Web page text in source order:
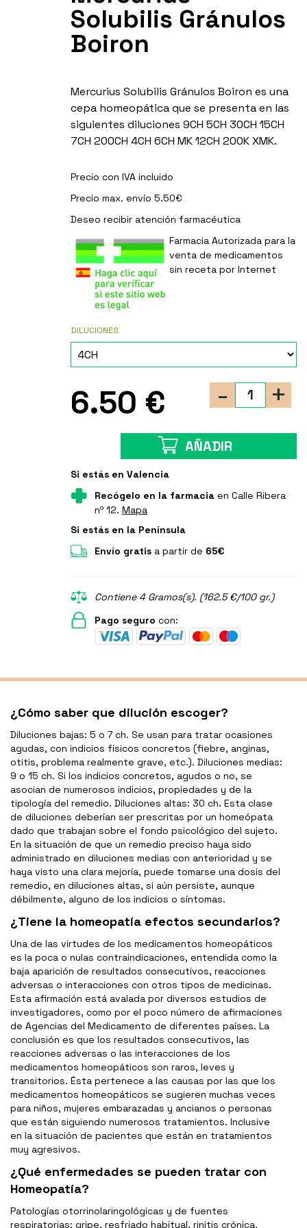
Solubilis Gránulos
Boiron
Mercurius Solubilis Gránulos Boiron es una
cepa homeopática que se presenta en las
siguientes diluciones 9CH 5CH 30CH 15CH
7CH 200CH 4CH 6CH MK 12CH 200K XMK.
Precio con IVA incluido
Precio max. envío 5.50€
Deseo recibir atención farmacéutica
Farmacia Autorizada para la
venta de medicamentos
sin receta por Internet
DILUCIONES
6.50 € +
-
AÑADIR
Si estás en Valencia
Recógelo en la farmacia en Calle Ribera
nº 12. Mapa
Si estás en la Península
Envío gratis a partir de 65€
Contiene 4 Gramos(s). (162.5 €/100 gr.)
Pago seguro con:
¿Cómo saber que dilución escoger?
Diluciones bajas: 5 o 7 ch. Se usan para tratar ocasiones
agudas, con indicios físicos concretos (fiebre, anginas,
otitis, problema realmente grave, etc.). Diluciones medias:
9 o 15 ch. Si los indicios concretos, agudos o no, se
asocian de numerosos indicios, propiedades y de la
tipología del remedio. Diluciones altas: 30 ch. Esta clase
de diluciones deberían ser prescritas por un homeópata
dado que trabajan sobre el fondo psicológico del sujeto.
En la situación de que un remedio preciso haya sido
administrado en diluciones medias con anterioridad y se
haya visto una clara mejoría, puede tomarse una dosis del
remedio, en diluciones altas, si aún persiste, aunque
débilmente, alguno de los indicios o síntomas.
¿Tiene la homeopatía efectos secundarios?
Una de las virtudes de los medicamentos homeopáticos
es la poca o nulas contraindicaciones, entendida como la
baja aparición de resultados consecutivos, reacciones
adversas o interacciones con otros tipos de medicinas.
Esta afirmación está avalada por diversos estudios de
investigadores, como por el poco número de afirmaciones
de Agencias del Medicamento de diferentes países. La
conclusión es que los resultados consecutivos, las
reacciones adversas o las interacciones de los
medicamentos homeopáticos son raros, leves y
transitorios. Ésta pertenece a las causas por las que los
medicamentos homeopáticos se sugieren muchas veces
para niños, mujeres embarazadas y ancianos o personas
que están siguiendo numerosos tratamientos. Inclusive
en la situación de pacientes que están en tratamientos
muy agresivos.
¿Qué enfermedades se pueden tratar con
Homeopatía?
Patologías otorrinolaringológicas y de fuentes
respiratorias: gripe, resfriado habitual, rinitis crónica,